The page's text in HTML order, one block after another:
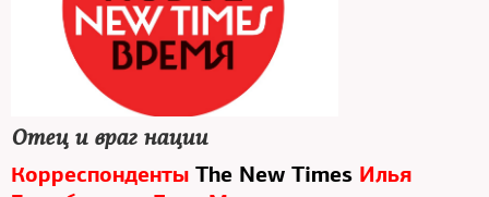
Отец и враг нации
Корреспонденты The New Times Илья